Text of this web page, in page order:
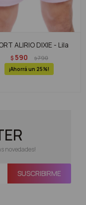
ALIRIO DIXIE - Lila
$ 590 $790
25
novedades!
SUSCRIBIRME